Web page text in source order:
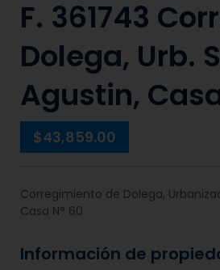
F. 361743
Dolega, Urb.
Agustin,
$43,859.00
Corregimiento de Dolega,
Casa N° 60
Información de